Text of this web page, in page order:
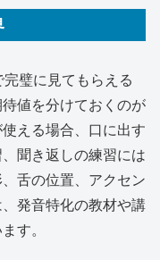
璧に見てもらえる
値を分けておくのが
える場合、口に出す
聞き返しの練習には
舌の位置、アクセン
発音特化の教材や講
す。